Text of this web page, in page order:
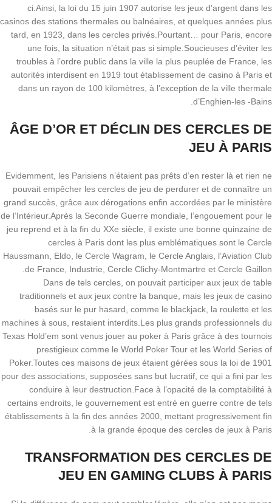
ci.Ainsi, la loi du 15 juin 1907 autorise les jeux d’argent dans les
casinos des stations thermales ou balnéaires, et quelques années plus
tard, en 1923, dans les cercles privés.Pourtant… pour Paris, encore
une fois, la situation n’était pas si simple.Soucieuses d’éviter les
troubles à l’ordre public dans la ville la plus peuplée de France, les
autorités interdisent en 1919 tout établissement de casino à Paris et
dans un rayon de 100 kilomètres, à l’exception de la ville thermale
d’Enghien-les -Bains.
ÂGE D’OR ET DÉCLIN DES CERCLES DE
JEU À PARIS
Evidemment, les Parisiens n’étaient pas prêts d’en rester là et rien ne
pouvait empêcher les cercles de jeu de perdurer et de connaître un
grand succès, grâce aux dérogations enfin accordées par le ministère
de l’Intérieur.Après la Seconde Guerre mondiale, l’engouement pour le
jeu reprend et à la fin du XXe siècle, il existe une bonne quinzaine de
cercles à Paris dont les plus emblématiques sont le Cercle
Haussmann, Eldo, le Cercle Wagram, le Cercle Anglais, l’Aviation Club
de France, Industrie, Cercle Clichy-Montmartre et Cercle Gaillon.
Dans de tels cercles, on pouvait participer aux jeux de table
traditionnels et aux jeux contre la banque, mais les jeux de casino
basés sur le pur hasard, comme le blackjack, la roulette et les
machines à sous, restaient interdits.Les plus grands professionnels du
Texas Hold’em sont venus jouer au poker à Paris grâce à des tournois
prestigieux comme le World Poker Tour et les World Series of
Poker.Toutes ces maisons de jeux étaient gérées sous la loi de 1901
pour des associations, supposées sans but lucratif, ce qui a fini par les
conduire à leur destruction.Face à l’opacité de la comptabilité à
certains endroits, le gouvernement est entré en guerre contre de tels
établissements à la fin des années 2000, mettant progressivement fin
à la grande époque des cercles de jeux à Paris.
TRANSFORMATION DES CERCLES DE
JEU EN GAMING CLUBS À PARIS